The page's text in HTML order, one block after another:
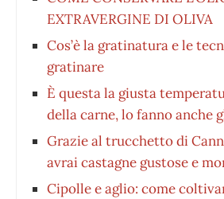
EXTRAVERGINE DI OLIVA
Cos’è la gratinatura e le
gratinare
È questa la giusta
della carne, lo fanno anche
Grazie al trucchetto di
avrai castagne gustose e
Cipolle e aglio: come